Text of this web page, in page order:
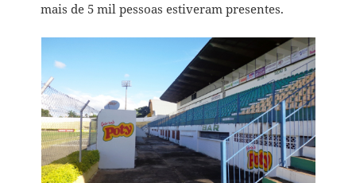
mais de 5 mil pessoas estiveram presentes.